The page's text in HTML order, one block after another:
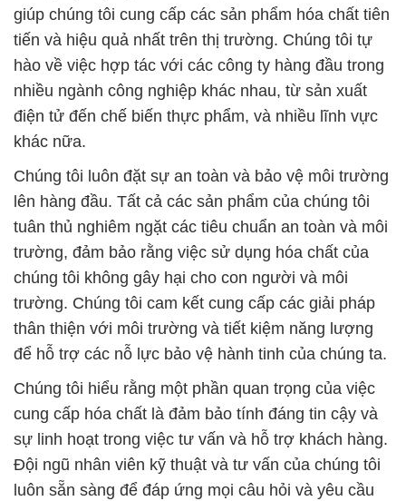
giúp chúng tôi cung cấp các sản phẩm hóa chất tiên
tiến và hiệu quả nhất trên thị trường. Chúng tôi tự
hào về việc hợp tác với các công ty hàng đầu trong
nhiều ngành công nghiệp khác nhau, từ sản xuất
điện tử đến chế biến thực phẩm, và nhiều lĩnh vực
khác nữa.
Chúng tôi luôn đặt sự an toàn và bảo vệ môi trường
lên hàng đầu. Tất cả các sản phẩm của chúng tôi
tuân thủ nghiêm ngặt các tiêu chuẩn an toàn và môi
trường, đảm bảo rằng việc sử dụng hóa chất của
chúng tôi không gây hại cho con người và môi
trường. Chúng tôi cam kết cung cấp các giải pháp
thân thiện với môi trường và tiết kiệm năng lượng
để hỗ trợ các nỗ lực bảo vệ hành tinh của chúng ta.
Chúng tôi hiểu rằng một phần quan trọng của việc
cung cấp hóa chất là đảm bảo tính đáng tin cậy và
sự linh hoạt trong việc tư vấn và hỗ trợ khách hàng.
Đội ngũ nhân viên kỹ thuật và tư vấn của chúng tôi
luôn sẵn sàng để đáp ứng mọi câu hỏi và yêu cầu